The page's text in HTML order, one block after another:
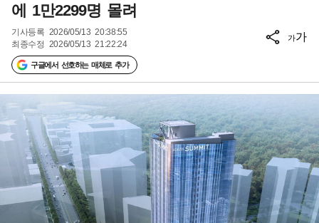
에 1만2299명 몰려
기사등록 2026/05/13 20:38:55
최종수정 2026/05/13 21:22:24
구글에서 선호하는 매체로 추가
가가